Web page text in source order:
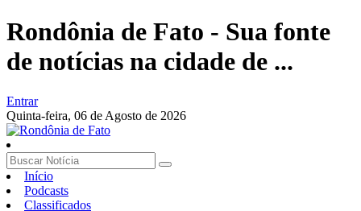
Rondônia de Fato - Sua fonte
de notícias na cidade de ...
Entrar
Quinta-feira, 06 de Agosto de 2026
Início
Podcasts
Classificados